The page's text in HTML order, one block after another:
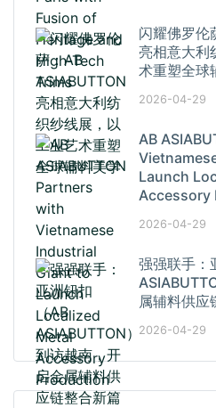
闪耀佛罗伦
亮相意大利
术重塑全球
2026-04-29
AB
Launch
Accessory
2026-04-29
强强联手：
属辅料供应
2026-04-29